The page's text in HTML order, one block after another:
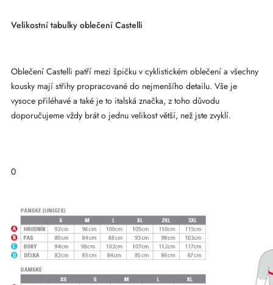
Velikostní tabulky oblečení Castelli
Oblečení Castelli patří mezi špičku v cyklistickém oblečení a všechny
kousky mají střihy propracované do nejmenšího detailu. Vše je
vysoce přiléhavé a také je to italská značka, z toho důvodu
doporučujeme vždy brát o jednu velikost větší, než jste zvyklí.
0